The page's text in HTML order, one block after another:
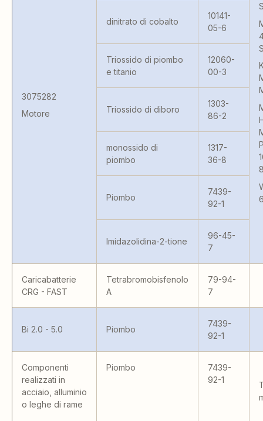
3075282
Motore
dinitrato di cobalto
10141-
05-6
Triossido di piombo
e titanio
12060-
00-3
Triossido di diboro
1303-
86-2
monossido di
piombo
1317-
36-8
Piombo
7439-
92-1
Imidazolidina-2-tione
96-45-
7
Caricabatterie
CRG - FAST
Tetrabromobisfenolo
A
79-94-
7
Bi 2.0 - 5.0 Piombo
7439-
92-1
Componenti
realizzati in
acciaio, alluminio
o leghe di rame
Piombo
7439-
92-1